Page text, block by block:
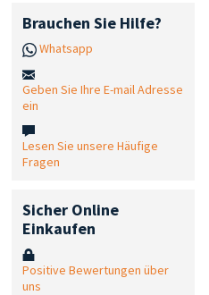
Brauchen Sie Hilfe?
Whatsapp
Geben Sie Ihre E-mail Adresse
ein
Lesen Sie unsere Häufige
Fragen
Sicher Online
Einkaufen
Positive Bewertungen über
uns